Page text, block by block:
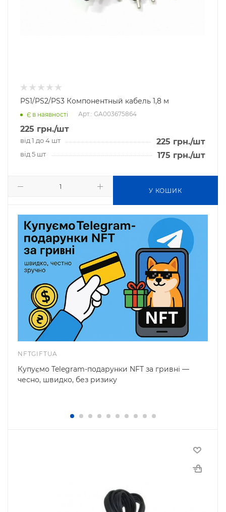
PS1/PS2/PS3 Компонентный кабель 1,8 м
Є в наявності Арт.: GA003675864
225 грн./шт
від 1 до 4 шт 225 грн./шт
від 5 шт 175 грн./шт
У КОШИК
NFTGIFTUA
Купуємо Telegram-подарунки NFT за гривні —
чесно, швидко, без ризику